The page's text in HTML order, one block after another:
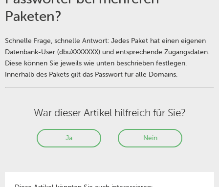
Paketen?
Schnelle Frage, schnelle Antwort: Jedes Paket hat einen eigenen
Datenbank-User (dbuXXXXXXX) und entsprechende Zugangsdaten.
Diese können Sie jeweils wie unten beschrieben festlegen.
Innerhalb des Pakets gilt das Passwort für alle Domains.
War dieser Artikel hilfreich für Sie?
Ja Nein